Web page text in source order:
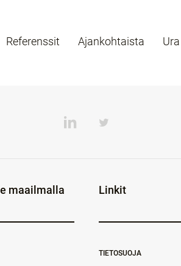
Referenssit Ajankohtaista Ura
maailmalla Linkit
TIETOSUOJA